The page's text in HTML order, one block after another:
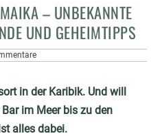
– UNBEKANNTE
UND GEHEIMTIPPS
in der Karibik. Und will
im Meer bis zu den
alles dabei.